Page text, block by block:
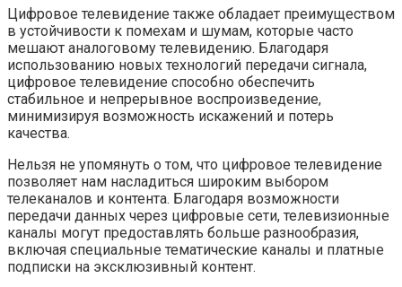
Цифровое телевидение также обладает преимуществом
в устойчивости к помехам и шумам, которые часто
мешают аналоговому телевидению. Благодаря
использованию новых технологий передачи сигнала,
цифровое телевидение способно обеспечить
стабильное и непрерывное воспроизведение,
минимизируя возможность искажений и потерь
качества.
Нельзя не упомянуть о том, что цифровое телевидение
позволяет нам насладиться широким выбором
телеканалов и контента. Благодаря возможности
передачи данных через цифровые сети, телевизионные
каналы могут предоставлять больше разнообразия,
включая специальные тематические каналы и платные
подписки на эксклюзивный контент.